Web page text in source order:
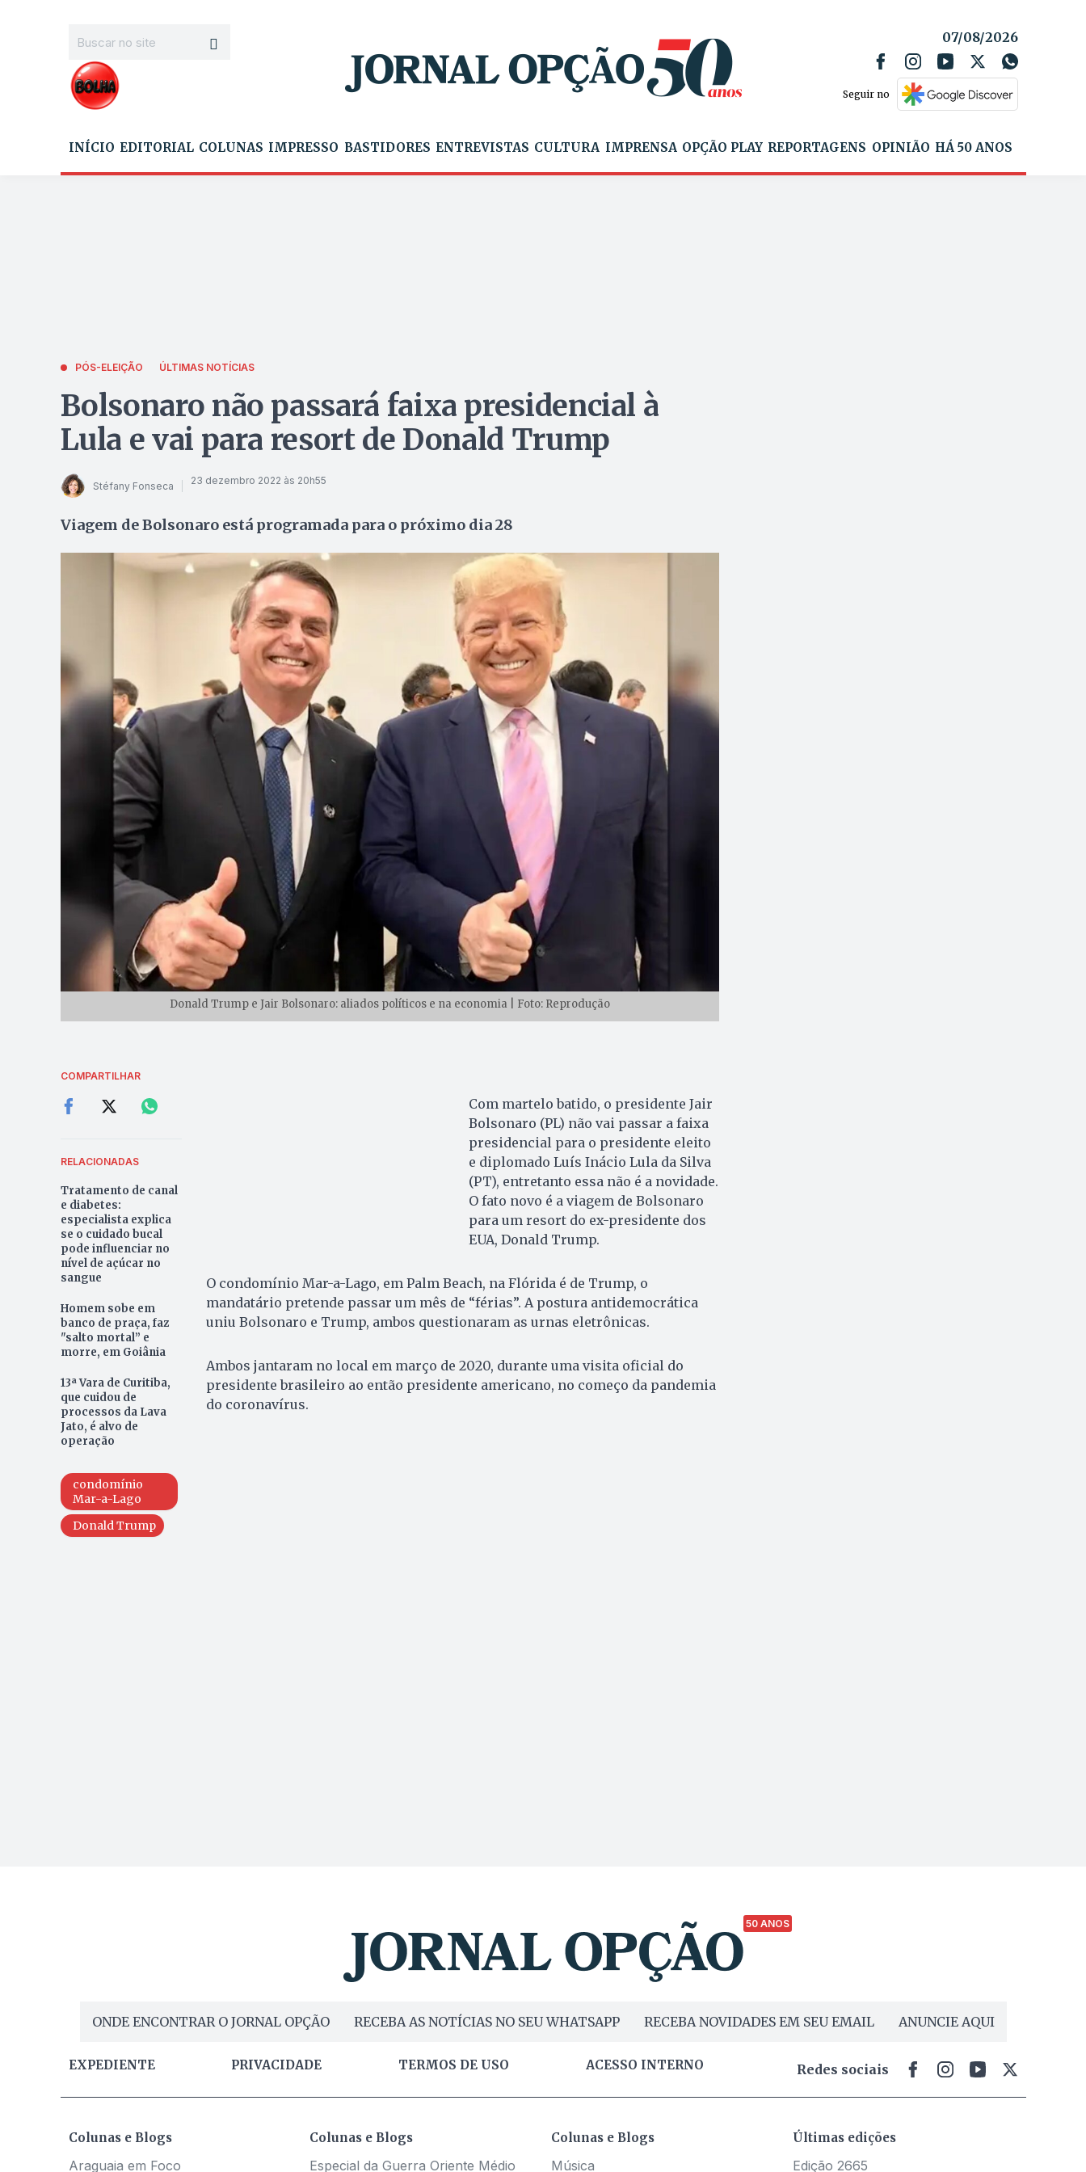
07/08/2026
Seguir no
INÍCIO EDITORIAL COLUNAS IMPRESSO BASTIDORES ENTREVISTAS CULTURA IMPRENSA OPÇÃO PLAY REPORTAGENS OPINIÃO HÁ 50 ANOS
PÓS-ELEIÇÃO ÚLTIMAS NOTÍCIAS
Bolsonaro não passará faixa presidencial à
Lula e vai para resort de Donald Trump
Stéfany Fonseca 23 dezembro 2022 às 20h55
Viagem de Bolsonaro está programada para o próximo dia 28
Donald Trump e Jair Bolsonaro: aliados políticos e na economia | Foto: Reprodução
COMPARTILHAR
RELACIONADAS
Tratamento de canal
e diabetes:
especialista explica
se o cuidado bucal
pode influenciar no
nível de açúcar no
sangue
Homem sobe em
banco de praça, faz
"salto mortal” e
morre, em Goiânia
13ª Vara de Curitiba,
que cuidou de
processos da Lava
Jato, é alvo de
operação
condomínio
Mar-a-Lago
Donald Trump
Com martelo batido, o presidente Jair
Bolsonaro (PL) não vai passar a faixa
presidencial para o presidente eleito
e diplomado Luís Inácio Lula da Silva
(PT), entretanto essa não é a novidade.
O fato novo é a viagem de Bolsonaro
para um resort do ex-presidente dos
EUA, Donald Trump.
O condomínio Mar-a-Lago, em Palm Beach, na Flórida é de Trump, o
mandatário pretende passar um mês de “férias”. A postura antidemocrática
uniu Bolsonaro e Trump, ambos questionaram as urnas eletrônicas.
Ambos jantaram no local em março de 2020, durante uma visita oficial do
presidente brasileiro ao então presidente americano, no começo da pandemia
do coronavírus.
50 ANOS
ONDE ENCONTRAR O JORNAL OPÇÃO RECEBA AS NOTÍCIAS NO SEU WHATSAPP RECEBA NOVIDADES EM SEU EMAIL ANUNCIE AQUI
EXPEDIENTE PRIVACIDADE TERMOS DE USO ACESSO INTERNO Redes sociais
Colunas e Blogs
Araguaia em Foco
Colunas e Blogs
Especial da Guerra Oriente Médio
Colunas e Blogs
Música
Últimas edições
Edição 2665